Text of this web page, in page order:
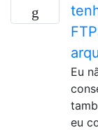
Eu
eu